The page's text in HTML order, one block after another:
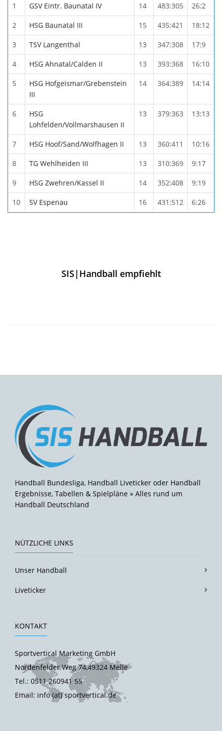
1 GSV Eintr. Baunatal IV 14 483:305 26:2
2 HSG Baunatal III 15 435:421 18:12
3 TSV Langenthal 13 347:308 17:9
4 HSG Ahnatal/Calden II 13 393:368 16:10
5
HSG Hofgeismar/Grebenstein
III
14 364:389 14:14
6
HSG
Lohfelden/Vollmarshausen II
13 379:363 13:13
7 HSG Hoof/Sand/Wolfhagen II 13 360:411 10:16
8 TG Wehlheiden III 13 310:369 9:17
9 HSG Zwehren/Kassel II 14 352:408 9:19
10 SV Espenau 16 431:512 6:26
SIS|Handball empfiehlt
Handball Bundesliga, Handball Liveticker oder Handball
Ergebnisse, Tabellen & Spielpläne » Alles rund um
Handball Deutschland
NÜTZLICHE LINKS
Unser Handball
Liveticker
KONTAKT
Sportvertical Marketing GmbH
Nordenfelder Weg 74,49324 Melle
Tel.: 0511 260941 55
Email: info (at) sportvertical.de